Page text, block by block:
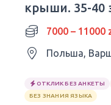
крыши. 35-40
7000 – 11000
Польша,
ОТКЛИК БЕЗ АНКЕТЫ
БЕЗ ЗНАНИЯ ЯЗЫКА